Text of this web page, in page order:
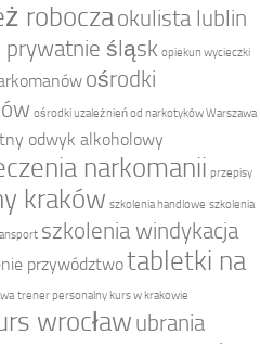
roboczaokulista lublin
prywatnie śląsk opiekun wycieczki
ośrodki
ośrodki uzależnień od narkotyków Warszawa
odwyk alkoholowy
narkomanii przepisy
kraków szkolenia handlowe szkolenia
szkolenia windykacja
przywództwotabletki na
trener personalny kurs w krakowie
wrocław ubrania